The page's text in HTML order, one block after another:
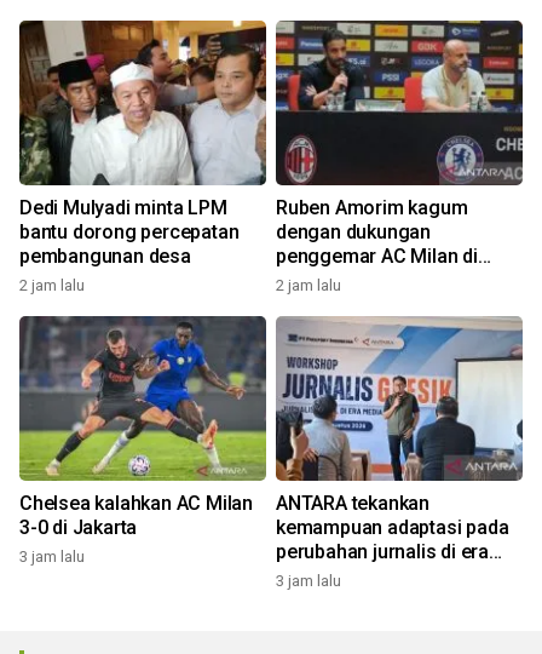
Dedi Mulyadi minta LPM
bantu dorong percepatan
pembangunan desa
2 jam lalu
Ruben Amorim kagum
dengan dukungan
penggemar AC Milan di
Indonesia
2 jam lalu
Chelsea kalahkan AC Milan
3-0 di Jakarta
3 jam lalu
ANTARA tekankan
kemampuan adaptasi pada
perubahan jurnalis di era
digital
3 jam lalu